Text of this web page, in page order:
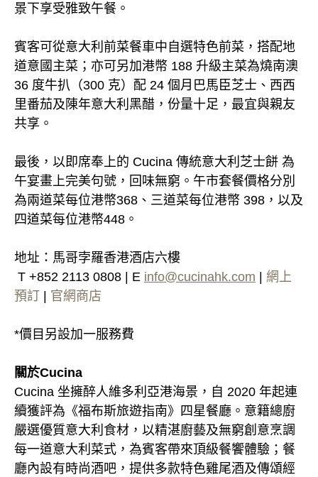
景下享受雅致午餐。
賓客可從意大利前菜餐車中自選特色前菜，搭配地
道意國主菜；亦可另加港幣 188 升級主菜為燒南澳
36 度牛扒（300 克）配 24 個月巴馬臣芝士、西西
里番茄及陳年意大利黑醋，份量十足，最宜與親友
共享。
最後，以即席奉上的 Cucina 傳統意大利芝士餅 為
午宴畫上完美句號，回味無窮。午市套餐價格分別
為兩道菜每位港幣368、三道菜每位港幣 398，以及
四道菜每位港幣448。
地址：馬哥孛羅香港酒店六樓
T +852 2113 0808 | E info@cucinahk.com
網上
預訂
官網商店
*價目另設加一服務費
關於Cucina
Cucina 坐擁醉人維多利亞港海景，自 2020 年起連
續獲評為《福布斯旅遊指南》四星餐廳。意籍總廚
嚴選優質意大利食材，以精湛廚藝及無窮創意烹調
每一道意大利菜式，為賓客帶來頂級餐饗體驗；餐
廳內設有時尚酒吧，提供多款特色雞尾酒及傳頌經